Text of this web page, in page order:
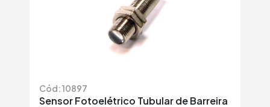
Cód: 10897
Sensor Fotoelétrico Tubular de Barreira